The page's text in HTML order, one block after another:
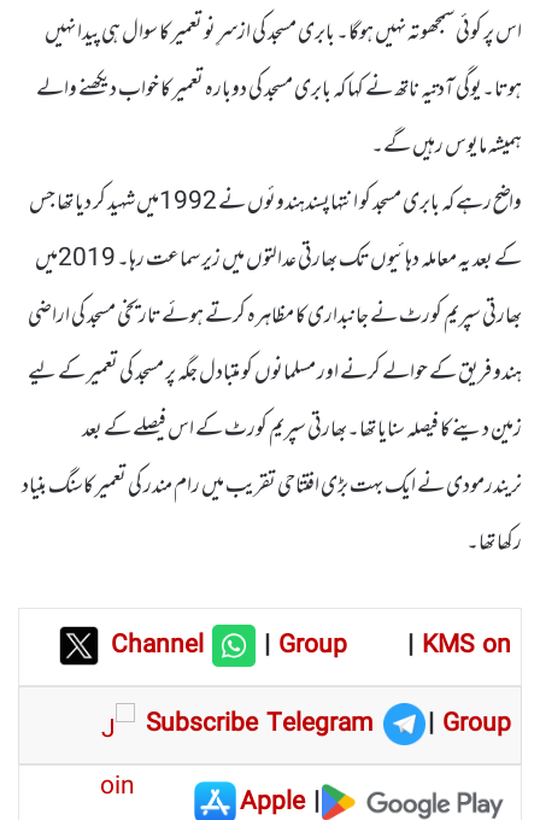
اس پر کوئی سمجھوتہ نہیں ہوگا۔ بابری مسجد کی ازسرِ نو تعمیر کا سوال ہی پیدا نہیں
ہوتا۔یوگی آدتیہ ناتھ نے کہا کہ بابری مسجد کی دوبارہ تعمیر کا خواب دیکھنے والے
ہمیشہ مایوس رہیں گے۔
واضح رہے کہ بابری مسجد کو انتہاپسندہندوئوں نے 1992میں شہید کر دیا تھا جس
کے بعد یہ معاملہ دہائیوں تک بھارتی عدالتوں میں زیر سماعت رہا۔ 2019میں
بھارتی سپریم کورٹ نے جانبداری کا مظاہرہ کرتے ہوئے تاریخی مسجد کی اراضی
ہندو فریق کے حوالے کرنے اور مسلمانوں کو متبادل جگہ پر مسجد کی تعمیر کے لیے
زمین دینے کا فیصلہ سنایا تھا۔بھارتی سپریم کورٹ کے اس فیصلے کے بعد
نریندرمودی نے ایک بہت بڑی افتتاحی تقریب میں رام مندر کی تعمیر کاسنگ بنیاد
رکھا تھا۔
Channel |Group | KMS on
Subscribe Telegram
| Group
|
Apple